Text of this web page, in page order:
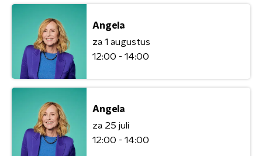
Angela
za 1 augustus
12:00 - 14:00
Angela
za 25 juli
12:00 - 14:00